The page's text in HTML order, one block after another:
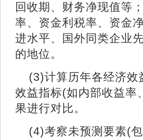
回收期、财务净现值等
率、资金利税率、资金
进水平、国外同类企业
的地位。
(3)计算历年各经济效
效益指标(如内部收益率
果进行对比。
(4)考察未预测要素(